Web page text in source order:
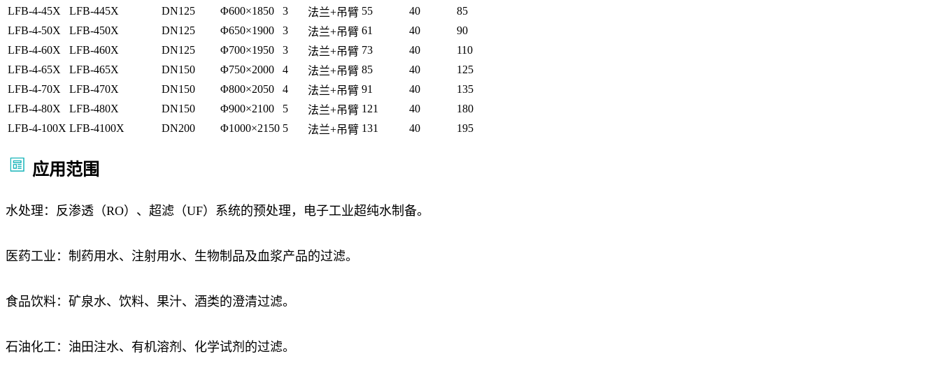
LFB-4-45X
LFB-445X DN125 Φ600×1850 3 法兰+吊臂 55 40
85
LFB-4-50X
LFB-450X DN125 Φ650×1900 3 法兰+吊臂 61 40
90
LFB-4-60X
LFB-460X DN125 Φ700×1950 3 法兰+吊臂 73 40
110
LFB-4-65X
LFB-465X DN150 Φ750×2000 4 法兰+吊臂 85 40
125
LFB-4-70X
LFB-470X DN150 Φ800×2050 4 法兰+吊臂 91 40
135
LFB-4-80X
LFB-480X DN150 Φ900×2100 5 法兰+吊臂 121 40
180
LFB-4-100X LFB-4100X DN200 Φ1000×2150 5 法兰+吊臂 131 40 195
应用范围
水处理：反渗透（RO）、超滤（UF）系统的预处理，电子工业超纯水制备。
医药工业：制药用水、注射用水、生物制品及血浆产品的过滤。
食品饮料：矿泉水、饮料、果汁、酒类的澄清过滤。
石油化工：油田注水、有机溶剂、化学试剂的过滤。